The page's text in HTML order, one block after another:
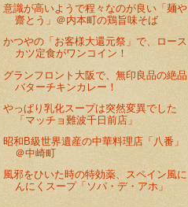
意識が高いようで程々なのが良い「麺や
齋とう」＠内本町の鶏旨味そば
かつやの「お客様大還元祭」で、ロース
カツ定食がワンコイン！
グランフロント大阪で、無印良品の絶品
バターチキンカレー！
やっぱり乳化スープは突然変異でした
「マッチョ難波千日前店」
昭和B級世界遺産の中華料理店「八番」
＠中崎町
風邪をひいた時の特効薬、スペイン風に
んにくスープ「ソパ・デ・アホ」